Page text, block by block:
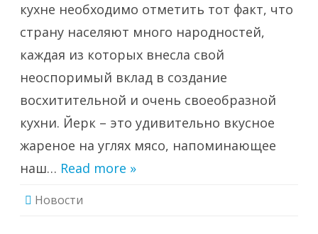
кухне необходимо отметить тот факт, что
страну населяют много народностей,
каждая из которых внесла свой
неоспоримый вклад в создание
восхитительной и очень своеобразной
кухни. Йерк – это удивительно вкусное
жареное на углях мясо, напоминающее
наш… Read more »
Новости